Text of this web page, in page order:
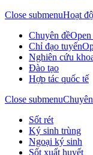
Close submenuHoạt
Chuyên đềOpen
Chỉ đạo tuyến
Nghiên cứu
Đào tạo
Hợp tác quốc tế
Close submenu
Sốt rét
Ký sinh trùng
Ngoại ký sinh
Sốt xuất huyết